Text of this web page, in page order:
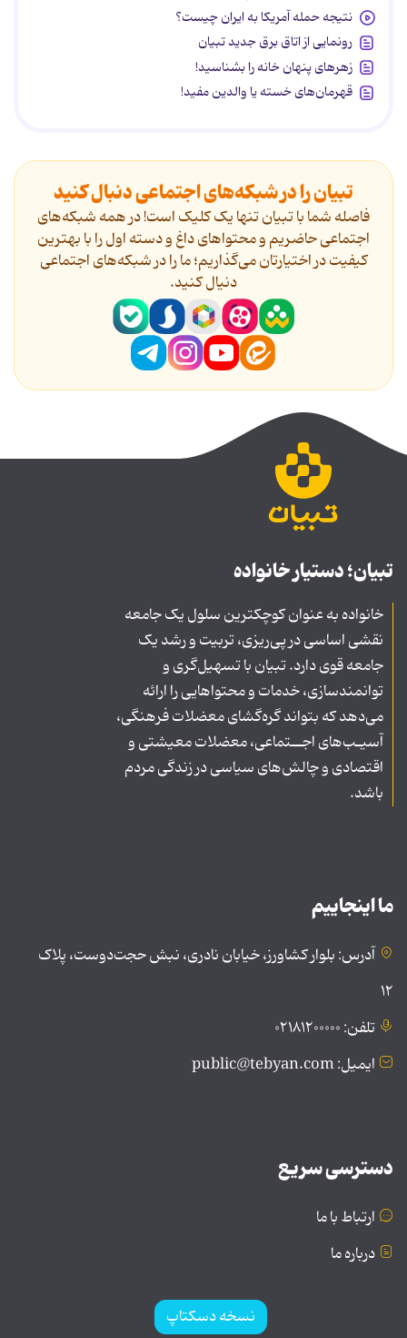
نتیجه حمله آمریکا به ایران چیست؟
رونمایی از اتاق برق جدید تبیان
زهرهای پنهان خانه را بشناسید!
قهرمان‌های خسته یا والدین مفید!
تبیان را در شبکه‌های اجتماعی دنبال کنید
فاصله شما با تبیان تنها یک کلیک است! در همه شبکه‌های
اجتماعی حاضریم و محتواهای داغ و دسته اول را با بهترین
کیفیت در اختیارتان می‌گذاریم؛ ما را در شبکه‌های اجتماعی
دنیال کنید.
تبیان؛ دستیار خانواده
خانواده به عنوان کوچکترین سلول یک جامعه
نقشی اساسی در پی‌ریزی، تربیت و رشد یک
جامعه قوی دارد. تبیان با تسهیل‌گری و
توانمندسازی، خدمات و محتواهایی را ارائه
می‌دهد که بتواند گره‌گشای معضلات فرهنگی،
آسیـب‌های اجــتماعی، معضلات معیشتی و
اقتصادی و چالش‌های سیاسی در زندگی مردم
باشد.
ما اینجاییم
آدرس: بلوار کشاورز، خیابان نادری، نبش حجت‌دوست، پلاک
۱۲
تلفن: ۰۲۱۸۱۲۰۰۰۰۰
ایمیل: public@tebyan.com
دسترسی سریع
ارتباط با ما
درباره ما
نسخه دسکتاپ